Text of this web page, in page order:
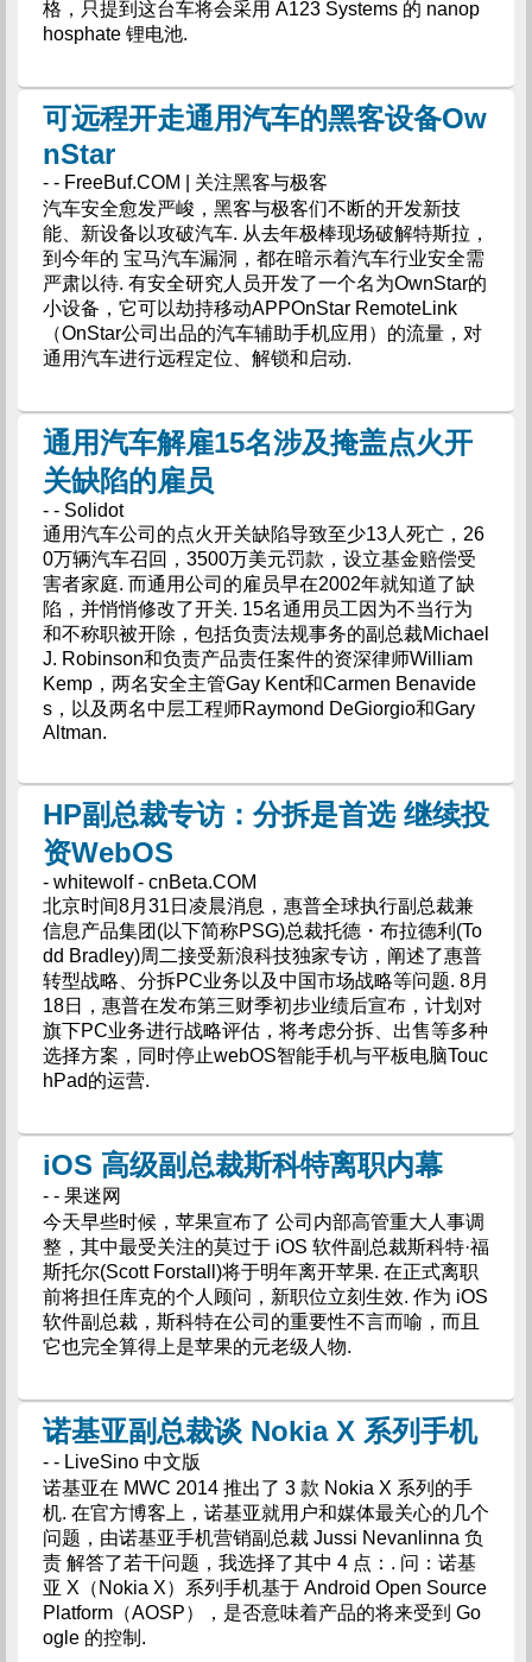
格，只提到这台车将会采用 A123 Systems 的 nanop
hosphate 锂电池.
可远程开走通用汽车的黑客设备Ow
nStar
- - FreeBuf.COM | 关注黑客与极客
汽车安全愈发严峻，黑客与极客们不断的开发新技
能、新设备以攻破汽车. 从去年极棒现场破解特斯拉，
到今年的 宝马汽车漏洞，都在暗示着汽车行业安全需
严肃以待. 有安全研究人员开发了一个名为OwnStar的
小设备，它可以劫持移动APPOnStar RemoteLink
（OnStar公司出品的汽车辅助手机应用）的流量，对
通用汽车进行远程定位、解锁和启动.
通用汽车解雇15名涉及掩盖点火开
关缺陷的雇员
- - Solidot
通用汽车公司的点火开关缺陷导致至少13人死亡，26
0万辆汽车召回，3500万美元罚款，设立基金赔偿受
害者家庭. 而通用公司的雇员早在2002年就知道了缺
陷，并悄悄修改了开关. 15名通用员工因为不当行为
和不称职被开除，包括负责法规事务的副总裁Michael
J. Robinson和负责产品责任案件的资深律师William
Kemp，两名安全主管Gay Kent和Carmen Benavide
s，以及两名中层工程师Raymond DeGiorgio和Gary
Altman.
HP副总裁专访：分拆是首选 继续投
资WebOS
- whitewolf - cnBeta.COM
北京时间8月31日凌晨消息，惠普全球执行副总裁兼
信息产品集团(以下简称PSG)总裁托德・布拉德利(To
dd Bradley)周二接受新浪科技独家专访，阐述了惠普
转型战略、分拆PC业务以及中国市场战略等问题. 8月
18日，惠普在发布第三财季初步业绩后宣布，计划对
旗下PC业务进行战略评估，将考虑分拆、出售等多种
选择方案，同时停止webOS智能手机与平板电脑Touc
hPad的运营.
iOS 高级副总裁斯科特离职内幕
- - 果迷网
今天早些时候，苹果宣布了 公司内部高管重大人事调
整，其中最受关注的莫过于 iOS 软件副总裁斯科特·福
斯托尔(Scott Forstall)将于明年离开苹果. 在正式离职
前将担任库克的个人顾问，新职位立刻生效. 作为 iOS
软件副总裁，斯科特在公司的重要性不言而喻，而且
它也完全算得上是苹果的元老级人物.
诺基亚副总裁谈 Nokia X 系列手机
- - LiveSino 中文版
诺基亚在 MWC 2014 推出了 3 款 Nokia X 系列的手
机. 在官方博客上，诺基亚就用户和媒体最关心的几个
问题，由诺基亚手机营销副总裁 Jussi Nevanlinna 负
责 解答了若干问题，我选择了其中 4 点：. 问：诺基
亚 X（Nokia X）系列手机基于 Android Open Source
Platform（AOSP），是否意味着产品的将来受到 Go
ogle 的控制.